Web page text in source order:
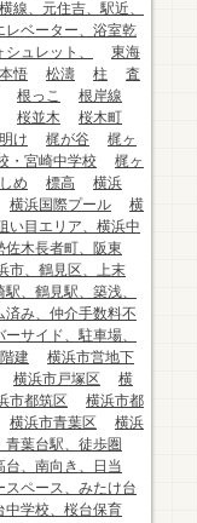
線、元住吉、駅近、
レベーター、浴室乾
ュレット、
東海
悟 松濤 柱
査
根っこ
根岸線
桜並木
桜木町
け 梶が谷
梶ヶ
・宮崎中学校
梶ヶ
め 標高
横浜
横浜国際プール
横
い目エリア、横浜中
佐木長者町、阪東
市、鶴見区、上末
、鶴見駅、築浅、
済み、仲介手数料不
サイド、駐車場、
建
横浜市営地下
横浜市戸塚区
横
市都筑区
横浜市都
横浜市青葉区
横浜
葉台駅、徒歩圏
台、南向き、日当
スペース、みたけ台
中学校、桜台保育